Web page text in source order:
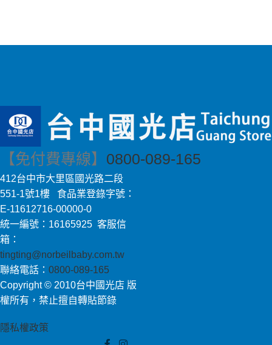
【免付費專線】 0800-089-165
412台中市大里區國光路二段
551-1號1樓 食品業登錄字號：
E-11612716-00000-0
統一編號：16165925 客服信
箱：
tingting@norbeilbaby.com.tw
聯絡電話： 0800-089-165
Copyright © 2010台中國光店 版
權所有，禁止擅自轉貼節錄
隱私權政策